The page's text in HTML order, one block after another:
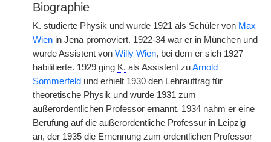
Biographie
K. studierte Physik und wurde 1921 als Schüler von Max
Wien in Jena promoviert. 1922-34 war er in München und
wurde Assistent von Willy Wien, bei dem er sich 1927
habilitierte. 1929 ging K. als Assistent zuArnold
Sommerfeld und erhielt 1930 den Lehrauftrag für
theoretische Physik und wurde 1931 zum
außerordentlichen Professor ernannt. 1934 nahm er eine
Berufung auf die außerordentliche Professur in Leipzig
an, der 1935 die Ernennung zum ordentlichen Professor